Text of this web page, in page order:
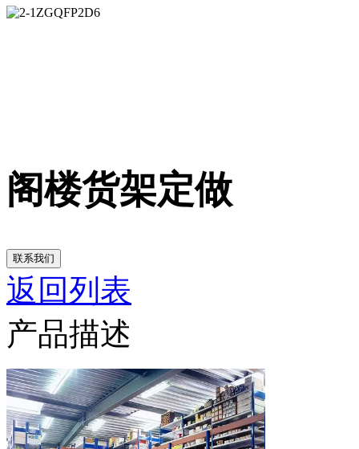
阁楼货架定做
联系我们
返回列表
产品描述